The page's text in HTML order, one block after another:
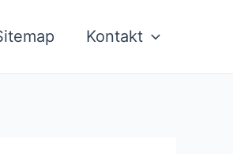
Kontakt